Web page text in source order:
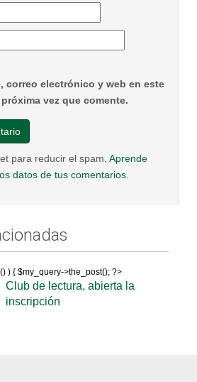
correo electrónico y web en este
vez que comente.
para reducir el spam. Aprende
datos de tus comentarios.
) { $my_query->the_post(); ?>
Club de lectura, abierta la
inscripción